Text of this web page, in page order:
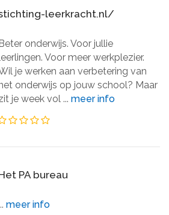
leerkracht.nl/
onderwijs. Voor jullie
Voor meer werkplezier.
je werken aan verbetering van
onderwijs op jouw school? Maar
je week vol ...meer info
PA bureau
meer info